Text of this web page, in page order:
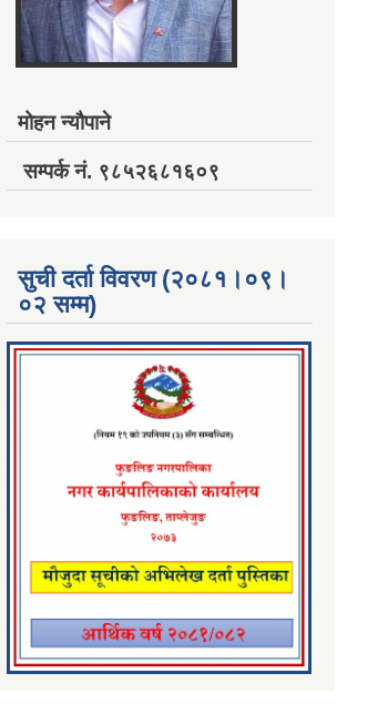
मोहन न्यौपाने
सम्पर्क नं. ९८५२६८१६०९
सुची दर्ता विवरण (२०८१।०९।
०२ सम्म)